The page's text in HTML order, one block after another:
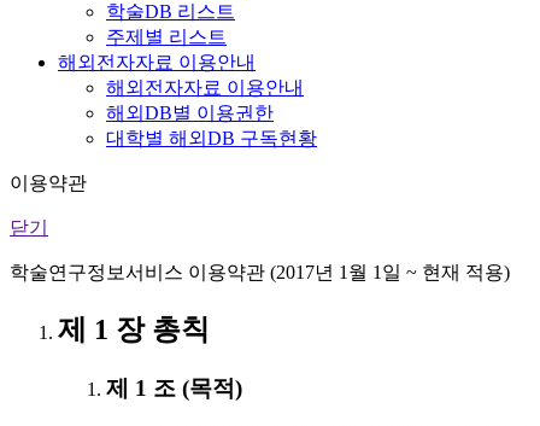
학술DB 리스트
주제별 리스트
해외전자자료 이용안내
해외전자자료 이용안내
해외DB별 이용권한
대학별 해외DB 구독현황
이용약관
닫기
학술연구정보서비스 이용약관 (2017년 1월 1일 ~ 현재 적용)
제 1 장 총칙
제 1 조 (목적)